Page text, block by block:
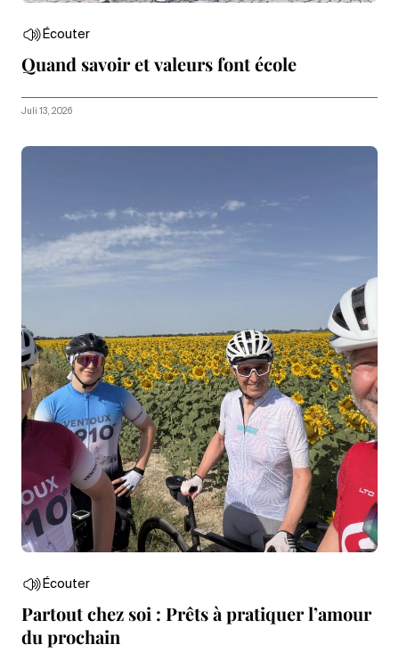
Écouter
Quand savoir et valeurs font école
Juli 13, 2026
Écouter
Partout chez soi : Prêts à pratiquer l’amour
du prochain